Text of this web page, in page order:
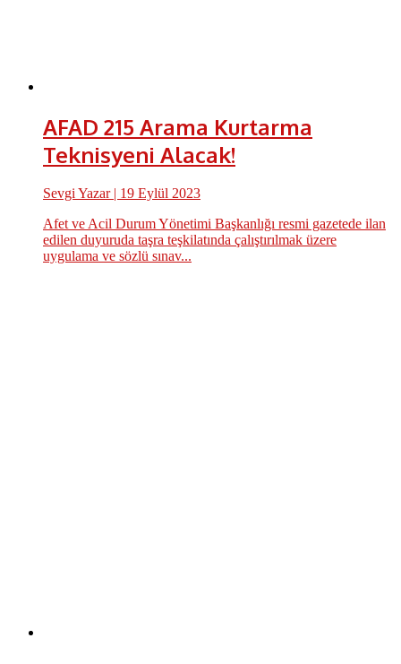
AFAD 215 Arama Kurtarma
Teknisyeni Alacak!
Sevgi Yazar| 19 Eylül 2023
Afet ve Acil Durum Yönetimi Başkanlığı resmi gazetede ilan
edilen duyuruda taşra teşkilatında çalıştırılmak üzere
uygulama ve sözlü sınav...